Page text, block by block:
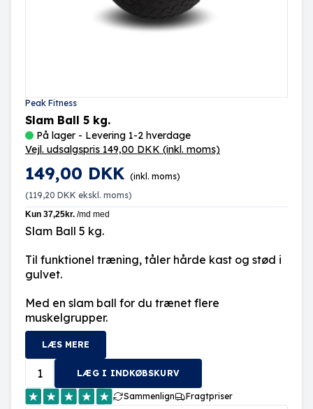
Peak Fitness
Slam Ball 5 kg.
På lager - Levering 1-2 hverdage
Vejl. udsalgspris 149,00 DKK (inkl. moms)
149,00 DKK (inkl. moms)
(119,20 DKK ekskl. moms)
Slam Ball 5 kg.
Til funktionel træning, tåler hårde kast og stød i
gulvet.
Med en slam ball for du trænet flere
muskelgrupper.
LÆS MERE
LÆG I INDKØBSKURV
Sammenlign Fragtpriser